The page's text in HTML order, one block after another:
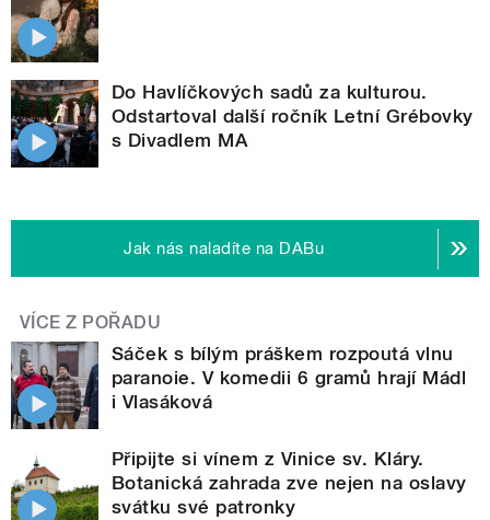
Do Havlíčkových sadů za kulturou.
Odstartoval další ročník Letní Grébovky
s Divadlem MA
Jak nás naladíte na DABu
VÍCE Z POŘADU
Sáček s bílým práškem rozpoutá vlnu
paranoie. V komedii 6 gramů hrají Mádl
i Vlasáková
Připijte si vínem z Vinice sv. Kláry.
Botanická zahrada zve nejen na oslavy
svátku své patronky